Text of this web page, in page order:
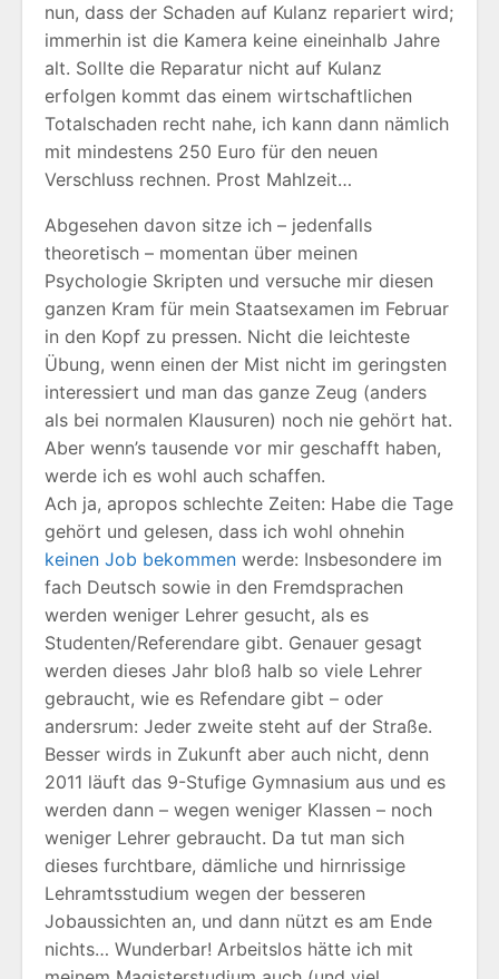
nun, dass der Schaden auf Kulanz repariert wird;
immerhin ist die Kamera keine eineinhalb Jahre
alt. Sollte die Reparatur nicht auf Kulanz
erfolgen kommt das einem wirtschaftlichen
Totalschaden recht nahe, ich kann dann nämlich
mit mindestens 250 Euro für den neuen
Verschluss rechnen. Prost Mahlzeit…
Abgesehen davon sitze ich – jedenfalls
theoretisch – momentan über meinen
Psychologie Skripten und versuche mir diesen
ganzen Kram für mein Staatsexamen im Februar
in den Kopf zu pressen. Nicht die leichteste
Übung, wenn einen der Mist nicht im geringsten
interessiert und man das ganze Zeug (anders
als bei normalen Klausuren) noch nie gehört hat.
Aber wenn’s tausende vor mir geschafft haben,
werde ich es wohl auch schaffen.
Ach ja, apropos schlechte Zeiten: Habe die Tage
gehört und gelesen, dass ich wohl ohnehin
keinen Job bekommen werde: Insbesondere im
fach Deutsch sowie in den Fremdsprachen
werden weniger Lehrer gesucht, als es
Studenten/Referendare gibt. Genauer gesagt
werden dieses Jahr bloß halb so viele Lehrer
gebraucht, wie es Refendare gibt – oder
andersrum: Jeder zweite steht auf der Straße.
Besser wirds in Zukunft aber auch nicht, denn
2011 läuft das 9-Stufige Gymnasium aus und es
werden dann – wegen weniger Klassen – noch
weniger Lehrer gebraucht. Da tut man sich
dieses furchtbare, dämliche und hirnrissige
Lehramtsstudium wegen der besseren
Jobaussichten an, und dann nützt es am Ende
nichts… Wunderbar! Arbeitslos hätte ich mit